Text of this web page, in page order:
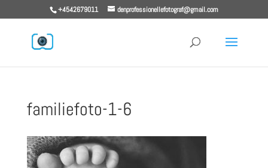
+4542679011 denprofessionellefotograf@gmail.com
familiefoto-1-6